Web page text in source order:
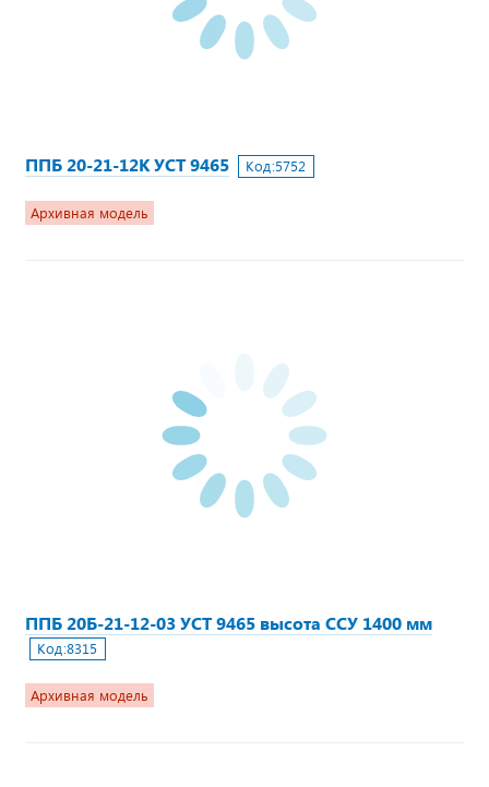
ППБ 20-21-12К УСТ 9465 Код:5752
Архивная модель
ППБ 20Б-21-12-03 УСТ 9465 высота ССУ 1400 мм
Код:8315
Архивная модель